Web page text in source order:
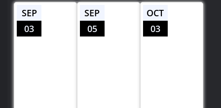
SEP
03
SEP
05
OCT
03